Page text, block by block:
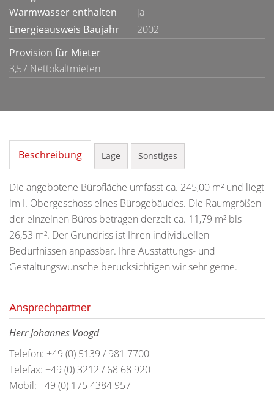
Warmwasser enthalten
ja
Energieausweis Baujahr
2002
Provision für Mieter
3,57 Nettokaltmieten
Beschreibung Lage Sonstiges
Die angebotene Bürofläche umfasst ca. 245,00 m² und liegt
im I. Obergeschoss eines Bürogebäudes. Die Raumgrößen
der einzelnen Büros betragen derzeit ca. 11,79 m² bis
26,53 m². Der Grundriss ist Ihren individuellen
Bedürfnissen anpassbar. Ihre Ausstattungs- und
Gestaltungswünsche berücksichtigen wir sehr gerne.
Ansprechpartner
Herr Johannes Voogd
Telefon: +49 (0) 5139 / 981 7700
Telefax: +49 (0) 3212 / 68 68 920
Mobil: +49 (0) 175 4384 957